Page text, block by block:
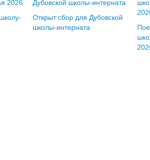
Открыт сбор для Дубовской
школы-интерната